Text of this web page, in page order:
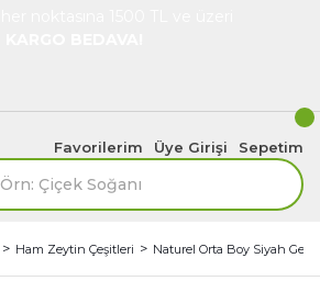
Favorilerim Üye Girişi Sepetim
Ham Zeytin Çeşitleri Naturel Orta Boy Siyah